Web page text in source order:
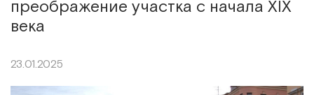
преображение участка с начала XIX
века
23.01.2025